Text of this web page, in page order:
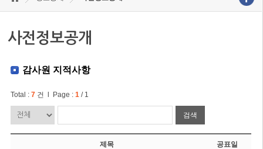
사전정보공개
감사원 지적사항
Total : 7건 l Page : 1/ 1
검색
제목 공표일